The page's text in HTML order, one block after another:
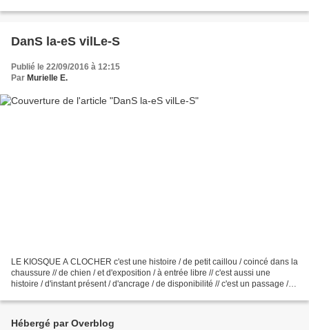
DanS la-eS vilLe-S
Publié le 22/09/2016 à 12:15
Par Murielle E.
LE KIOSQUE A CLOCHER c'est une histoire / de petit caillou / coincé dans la
chaussure // de chien / et d'exposition / à entrée libre // c'est aussi une
histoire / d'instant présent / d'ancrage / de disponibilité // c'est un passage /
Hébergé par Overblog